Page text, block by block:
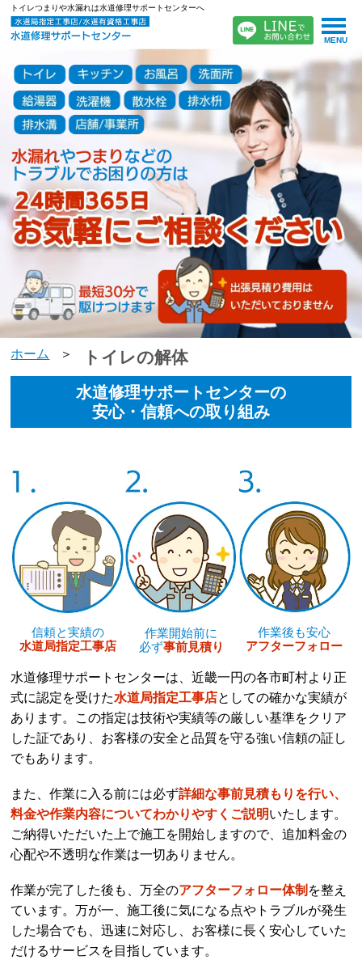
トイレつまりや水漏れは水道修理サポートセンターへ
MENU
ホーム トイレの解体
水道修理サポートセンターの
安心・信頼への取り組み
信頼と実績の
水道局指定工事店
作業開始前に
必ず事前見積り
作業後も安心
アフターフォロー
水道修理サポートセンターは、近畿一円の各市町村より正
式に認定を受けた水道局指定工事店としての確かな実績が
あります。この指定は技術や実績等の厳しい基準をクリア
した証であり、お客様の安全と品質を守る強い信頼の証し
でもあります。
また、作業に入る前には必ず詳細な事前見積もりを行い、
料金や作業内容についてわかりやすくご説明いたします。
ご納得いただいた上で施工を開始しますので、追加料金の
心配や不透明な作業は一切ありません。
作業が完了した後も、万全のアフターフォロー体制 を整え
ています。万が一、施工後に気になる点やトラブルが発生
した場合でも、迅速に対応し、お客様に長く安心していた
だけるサービスを目指しています。